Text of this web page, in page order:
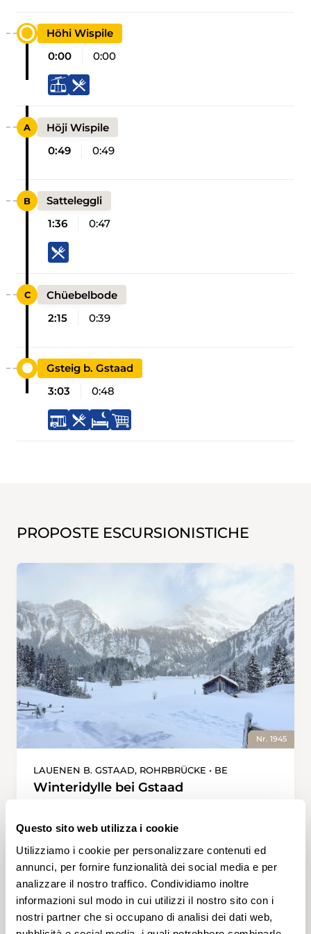
Questo sito web utilizza i cookie
Utilizziamo i cookie per personalizzare contenuti ed
annunci, per fornire funzionalità dei social media e per
analizzare il nostro traffico. Condividiamo inoltre
informazioni sul modo in cui utilizzi il nostro sito con i
nostri partner che si occupano di analisi dei dati web,
Höhi Wispile
0:00
0:00
Höji Wispile
0:49
0:49
Satteleggli
1:36
0:47
Chüebelbode
2:15
0:39
Gsteig b. Gstaad
3:03
0:48
PROPOSTE ESCURSIONISTICHE
Nr. 1945
LAUENEN B. GSTAAD, ROHRBRÜCKE • BE
Winteridylle bei Gstaad
zauberhaften Louwenesee verspricht ein
märchenhaften Umgebung. Der idyllische See
am Ende des Louwenetals präsentiert sich im
Winter inmitten einer zauberhaften Kulisse
aus verschneiten Berggipfeln und Wäldern.
Ausgangspunkt dieser Wanderung ist das
2 h 40 min 8,1 km Media